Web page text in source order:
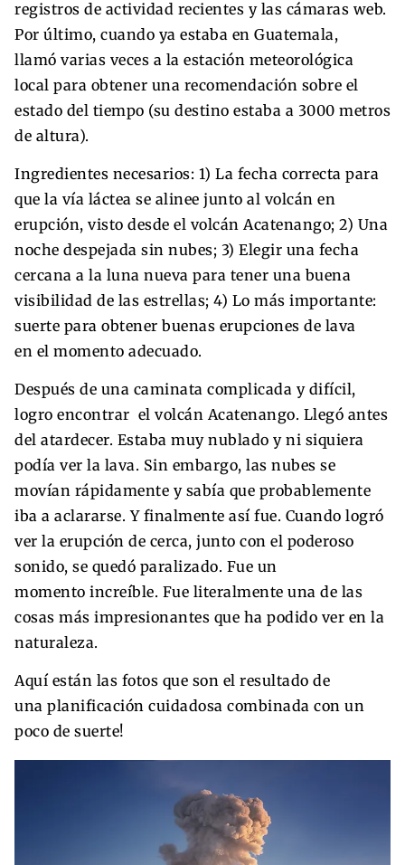
registros de actividad recientes y las cámaras web.
Por último, cuando ya estaba en Guatemala,
llamó varias veces a la estación meteorológica
local para obtener una recomendación sobre el
estado del tiempo (su destino estaba a 3000 metros
de altura).
Ingredientes necesarios: 1) La fecha correcta para
que la vía láctea se alinee junto al volcán en
erupción, visto desde el volcán Acatenango; 2) Una
noche despejada sin nubes; 3) Elegir una fecha
cercana a la luna nueva para tener una buena
visibilidad de las estrellas; 4) Lo más importante:
suerte para obtener buenas erupciones de lava
en el momento adecuado.
Después de una caminata complicada y difícil,
logro encontrar el volcán Acatenango. Llegó antes
del atardecer. Estaba muy nublado y ni siquiera
podía ver la lava. Sin embargo, las nubes se
movían rápidamente y sabía que probablemente
iba a aclararse. Y finalmente así fue. Cuando logró
ver la erupción de cerca, junto con el poderoso
sonido, se quedó paralizado. Fue un
momento increíble. Fue literalmente una de las
cosas más impresionantes que ha podido ver en la
naturaleza.
Aquí están las fotos que son el resultado de
una planificación cuidadosa combinada con un
poco de suerte!